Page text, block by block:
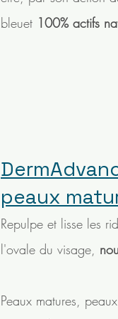
bleuet 100% actifs
peaux
Repulpe et lisse les
l'ovale du visage,
Peaux matures,